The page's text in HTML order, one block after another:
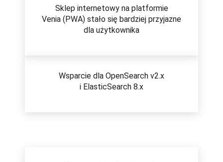
Sklep internetowy na platformie
Venia (PWA) stało się bardziej przyjazne
dla użytkownika
Wsparcie dla OpenSearch v2.x
i ElasticSearch 8.x